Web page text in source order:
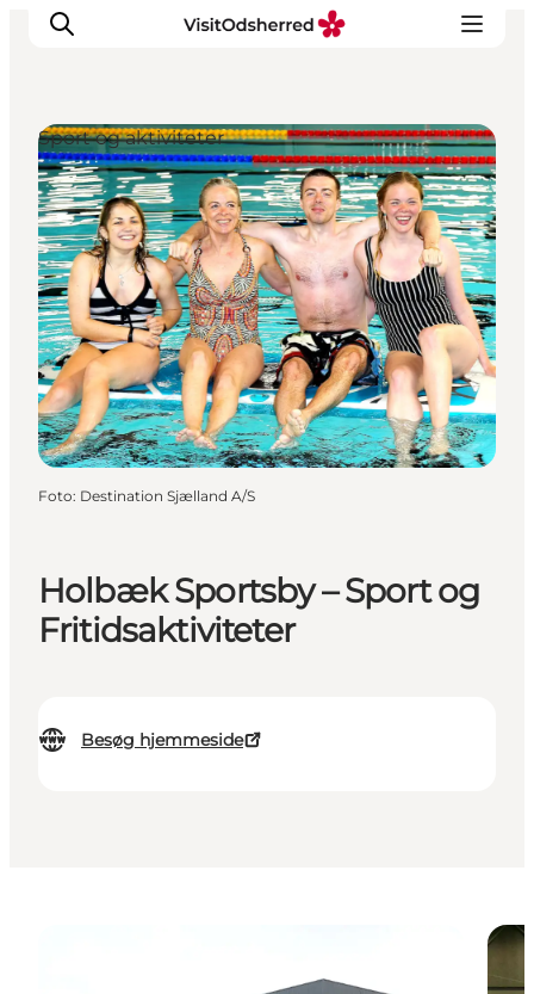
DET SKER
OPLEV
SPIS
OVERNAT
PRAKTISK
NYHEDSBREV
Holbæk Sportsby – Sport og
Fritidsaktiviteter
Besøg hjemmeside
Sport og aktiviteter
Foto: Destination Sjælland A/S